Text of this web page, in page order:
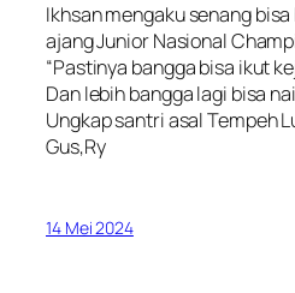
Ikhsan mengaku senang
ajang Junior Nasional
“Pastinya bangga bisa ikut
Dan lebih bangga lagi bisa
Ungkap santri asal Tempeh
Gus,Ry
14 Mei 2024